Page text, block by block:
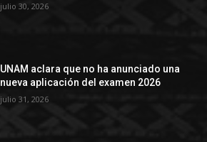
julio 30, 2026
UNAM aclara que no ha anunciado una
nueva aplicación del examen 2026
julio 31, 2026